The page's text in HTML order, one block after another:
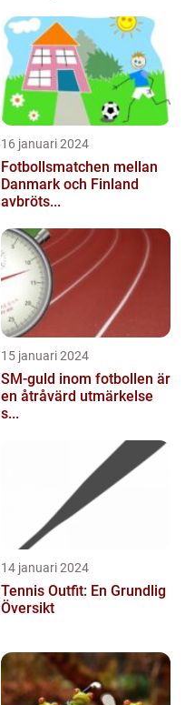
16 januari 2024
Fotbollsmatchen mellan
Danmark och Finland
avbröts...
15 januari 2024
SM-guld inom fotbollen är
en åtråvärd utmärkelse
s...
14 januari 2024
Tennis Outfit: En Grundlig
Översikt